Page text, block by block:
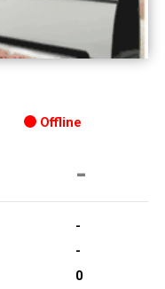
Offline
-
-
-
0